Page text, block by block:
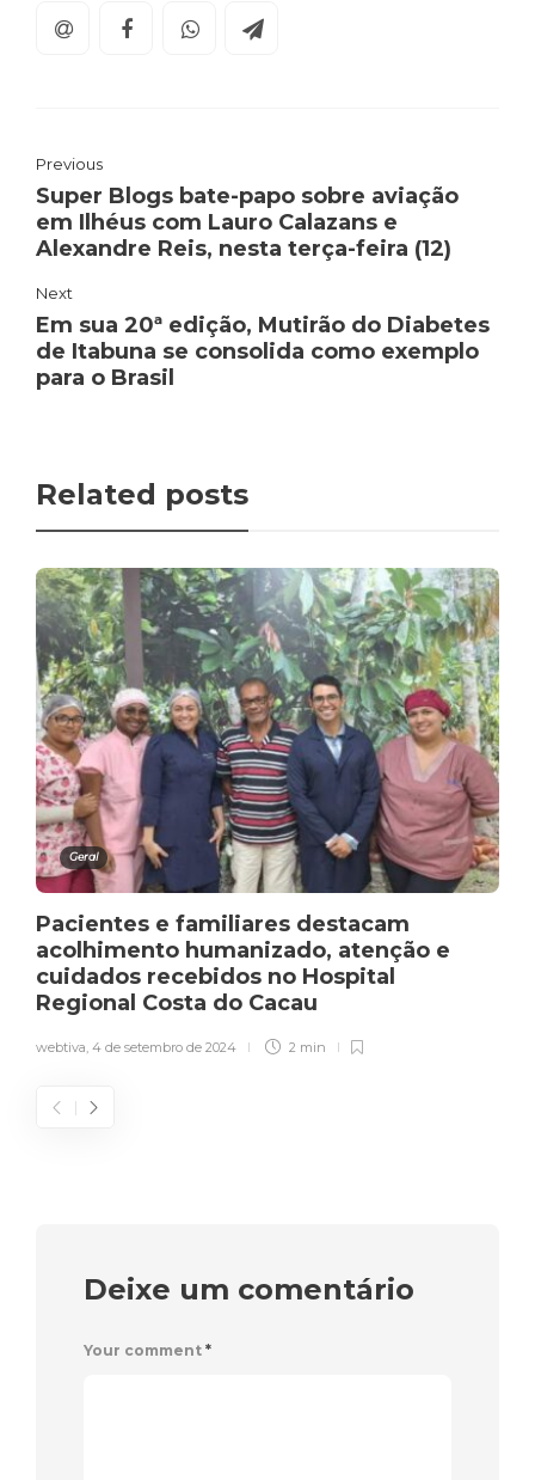
Previous
Super Blogs bate-papo sobre aviação
em Ilhéus com Lauro Calazans e
Alexandre Reis, nesta terça-feira (12)
Next
Em sua 20ª edição, Mutirão do Diabetes
de Itabuna se consolida como exemplo
para o Brasil
Related posts
Geral
Pacientes e familiares destacam
acolhimento humanizado, atenção e
cuidados recebidos no Hospital
Regional Costa do Cacau
webtiva 4 de setembro de 2024 2 min
Deixe um comentário
Your comment *